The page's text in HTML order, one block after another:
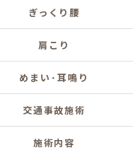
ぎっくり腰
肩こり
めまい･耳鳴り
交通事故施術
施術内容